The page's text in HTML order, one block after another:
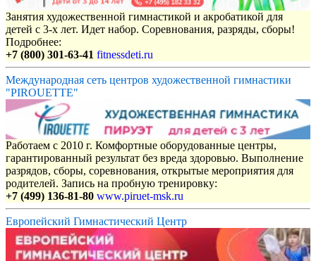
Занятия художественной гимнастикой и акробатикой для
детей с 3-х лет. Идет набор. Соревнования, разряды, сборы!
Подробнее:
+7 (800) 301-63-41 fitnessdeti.ru
Международная сеть центров художественной гимнастики
"PIROUETTE"
Работаем с 2010 г. Комфортные оборудованные центры,
гарантированный результат без вреда здоровью. Выполнение
разрядов, сборы, соревнования, открытые мероприятия для
родителей. Запись на пробную тренировку:
+7 (499) 136-81-80 www.piruet-msk.ru
Европейский Гимнастический Центр